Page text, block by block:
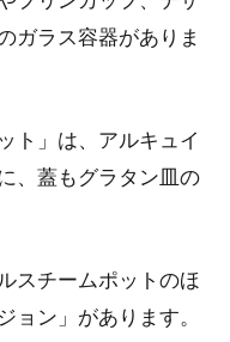
ン・甜麺醤（テンメンジャ
は欠かすことのできない調
ジでチンするだけ！
切りの仕方
欠かせない水切り。面倒な
ガラス容器がありま
ト」は、アルキュイ
、蓋もグラタン皿の
スチームポットのほ
ョン」があります。